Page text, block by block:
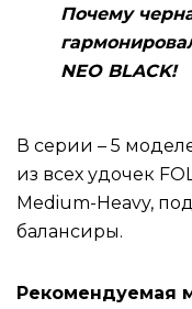
Почему
NEO BLACK!
В серии – 5
из всех удочек
Medium-Heavy,
балансиры.
Рекомендуемая